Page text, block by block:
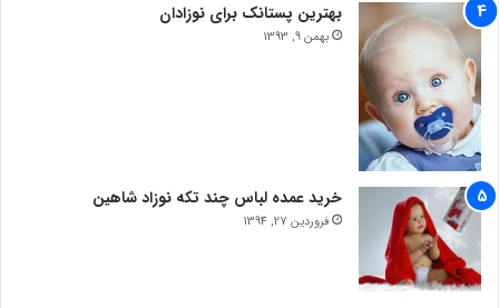
بهترین پستانک برای نوزادان
بهمن 9, 1393
خرید عمده لباس چند تکه نوزاد شاهین
فروردین 27, 1394